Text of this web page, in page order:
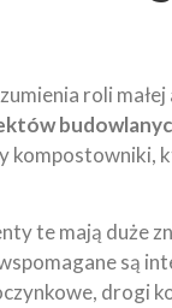
roli
te mają duże
są
drogi